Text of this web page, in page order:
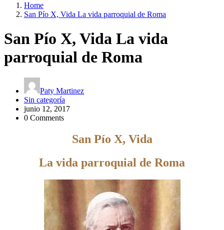
Home
San Pío X, Vida La vida parroquial de Roma
San Pío X, Vida La vida
parroquial de Roma
Paty Martinez
Sin categoría
junio 12, 2017
0 Comments
San Pío X, Vida
La vida parroquial de Roma